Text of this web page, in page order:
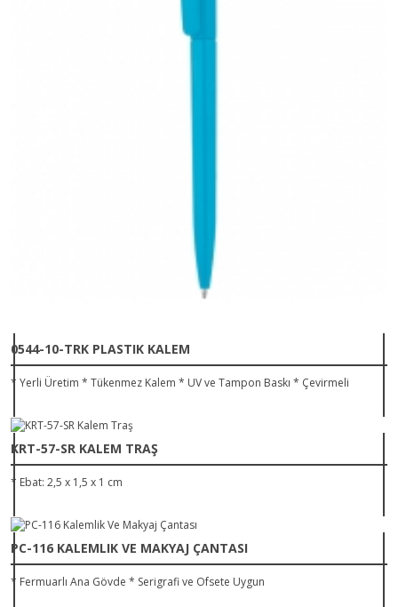
0544-10-TRK PLASTIK KALEM
* Yerli Üretim * Tükenmez Kalem * UV ve Tampon Baskı * Çevirmeli
KRT-57-SR KALEM TRAŞ
* Ebat: 2,5 x 1,5 x 1 cm
PC-116 KALEMLIK VE MAKYAJ ÇANTASI
* Fermuarlı Ana Gövde * Serigrafi ve Ofsete Uygun